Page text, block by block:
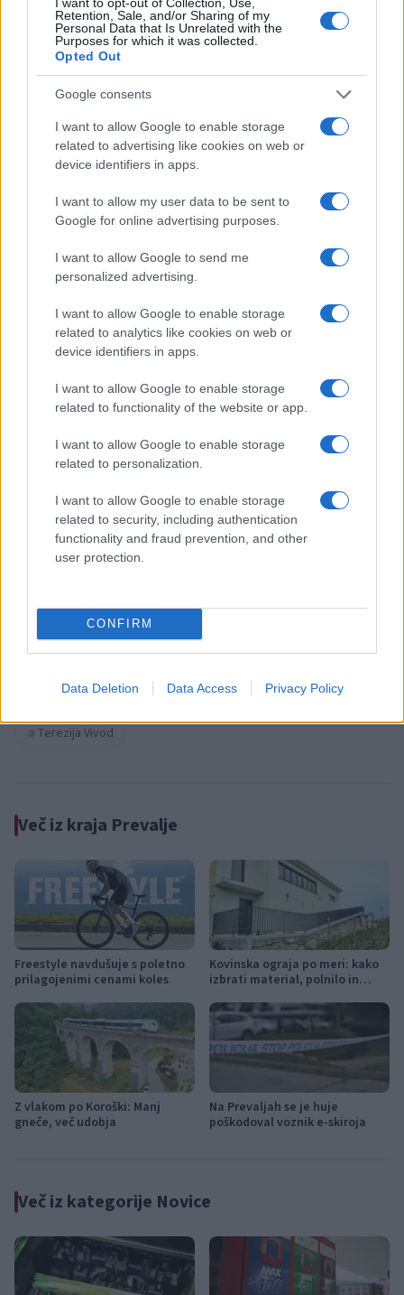
Retention, Sale, and/or Sharing of my
Personal Data that Is Unrelated with the
Purposes for which it was collected.
Opted Out
Google consents
I want to allow Google to enable storage
related to advertising like cookies on web or
device identifiers in apps.
I want to allow my user data to be sent to
Google for online advertising purposes.
I want to allow Google to send me
personalized advertising.
I want to allow Google to enable storage
related to analytics like cookies on web or
device identifiers in apps.
I want to allow Google to enable storage
related to functionality of the website or app.
I want to allow Google to enable storage
related to personalization.
I want to allow Google to enable storage
related to security, including authentication
functionality and fraud prevention, and other
user protection.
CONFIRM
Data Deletion Data Access Privacy Policy
"S koncertom želimo opozoriti na številne stiske
družin, povabiti k darovanju in se zahvaliti vsem
darovalcem za njihovo solidarnost,"
Slovenski Karitas. Gledalci in poslušalci se bodo lahko v
dobrodelno akcijo vključilis telefonskim darovanjem
v času koncerta ob neposrednem televizijskem in
radijskem prenosu.
Opozorilo:Po 297. členu Kazenskega zakonika je
posameznik kazensko odgovoren za javno spodbujanje
sovraštva, nasilja ali nestrpnosti. Komentarji z žaljivimi,
rasističnimi, diskriminatornimi ali nezakonitimi vsebinami bodo
odstranjeni.
Pravila komentiranja →
Failed to fetch
Prevalje
Novice
prostovoljci
Terezija Vivod
Več iz kraja Prevalje
Freestyle navdušuje s poletno
prilagojenimi cenami koles
Kovinska ograja po meri: kako
izbrati material, polnilo in
Z vlakom po Koroški: Manj
gneče, več udobja
Na Prevaljah se je huje
poškodoval voznik e-skiroja
Več iz kategorije Novice